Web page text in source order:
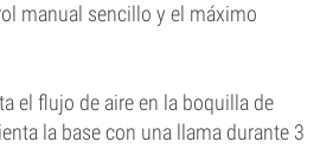
manual sencillo y el máximo
el flujo de aire en la boquilla de
la base con una llama durante 3